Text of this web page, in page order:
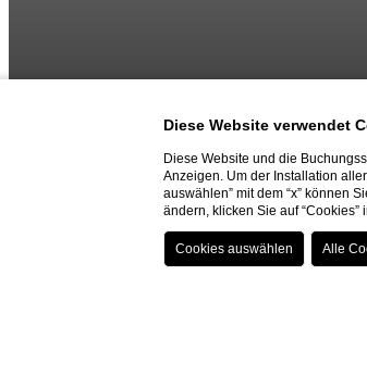
Diese Website verwendet
Diese Website und die
Anzeigen. Um der Installation
auswählen” mit dem “x” können
ändern, klicken Sie auf